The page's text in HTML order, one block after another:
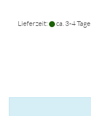
Lieferzeit: ca. 3-4 Tage